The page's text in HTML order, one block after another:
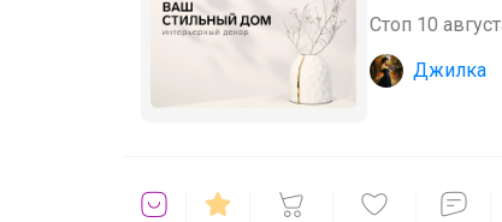
Стоп 10
Джилка